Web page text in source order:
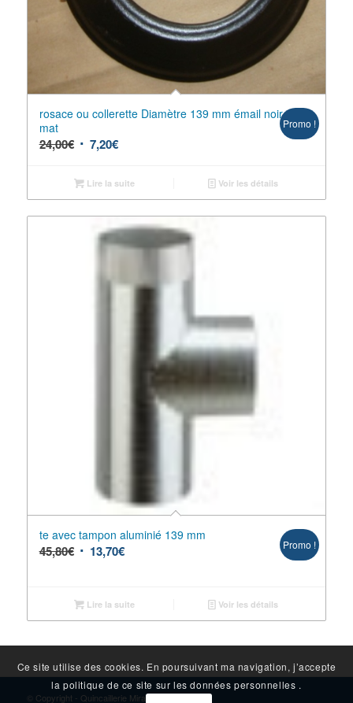
rosace ou collerette Diamètre 139 mm émail noir
mat
24,00€ 7,20€
Promo !
Lire la suite Voir les détails
te avec tampon aluminié 139 mm
45,80€ 13,70€ Promo !
Lire la suite Voir les détails
© Copyright - Quincaillerie Mirambeau
Ce site utilise des cookies. En poursuivant ma navigation, j’accepte
la politique de ce site sur les données personnelles .